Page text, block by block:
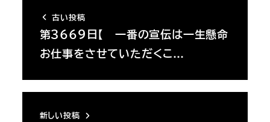
古い投稿
第３６６９日【 一番の宣伝は一生懸命
お仕事をさせていただくこ…
新しい投稿